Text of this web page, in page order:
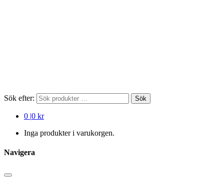
Sök efter: Sök
0 |0 kr
Inga produkter i varukorgen.
Navigera